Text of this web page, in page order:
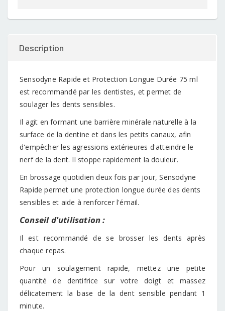
Description
Sensodyne Rapide et Protection Longue Durée 75 ml
est recommandé par les dentistes, et permet de
soulager les dents sensibles.
Il agit en formant une barrière minérale naturelle à la
surface de la dentine et dans les petits canaux, afin
d'empêcher les agressions extérieures d'atteindre le
nerf de la dent. Il stoppe rapidement la douleur.
En brossage quotidien deux fois par jour, Sensodyne
Rapide permet une protection longue durée des dents
sensibles et aide à renforcer l'émail.
Conseil d'utilisation :
Il est recommandé de se brosser les dents après
chaque repas.
Pour un soulagement rapide, mettez une petite
quantité de dentifrice sur votre doigt et massez
délicatement la base de la dent sensible pendant 1
minute.